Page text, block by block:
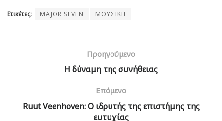
Ετικέτες: MAJOR SEVEN ΜΟΥΣΙΚΗ
Προηγούμενο
Η δύναμη της συνήθειας
Επόμενο
Ruut Veenhoven: O ιδρυτής της επιστήμης της
ευτυχίας